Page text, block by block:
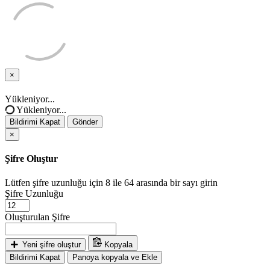
×
Bildirimi
Yükleniyor...
Yükleniyor...
Bildirimi Kapat
Gönder
×
Şifre Oluştur
Lütfen şifre uzunluğu için 8 ile 64 arasında bir sayı girin
Şifre Uzunluğu
Oluşturulan Şifre
Yeni şifre oluştur
Kopyala
Bildirimi Kapat
Panoya kopyala ve Ekle